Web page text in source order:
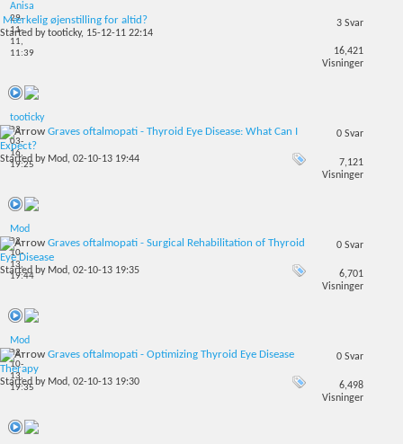
Anisa
29-
11-
11,
11:39
Mærkelig øjenstilling for altid?
Started bytooticky, 15-12-11 22:14
3 Svar
16,421
Visninger
tooticky
03-
03-
16,
19:25
Graves oftalmopati - Thyroid Eye Disease: What Can I
Expect?
Started by Mod, 02-10-13 19:44
0 Svar
7,121
Visninger
Mod
02-
10-
13,
19:44
Graves oftalmopati - Surgical Rehabilitation of Thyroid
Eye Disease
Started by Mod, 02-10-13 19:35
0 Svar
6,701
Visninger
Mod
02-
10-
13,
19:35
Graves oftalmopati - Optimizing Thyroid Eye Disease
Therapy
Started by Mod, 02-10-13 19:30
0 Svar
6,498
Visninger